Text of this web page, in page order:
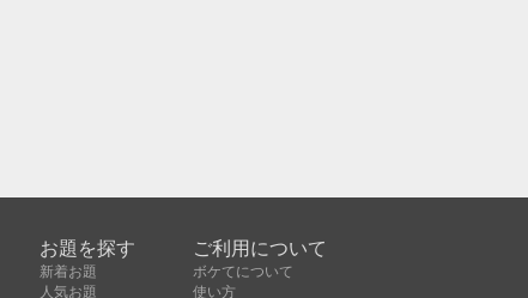
お題を探す
新着お題
人気お題
ご利用について
ボケてについて
使い方